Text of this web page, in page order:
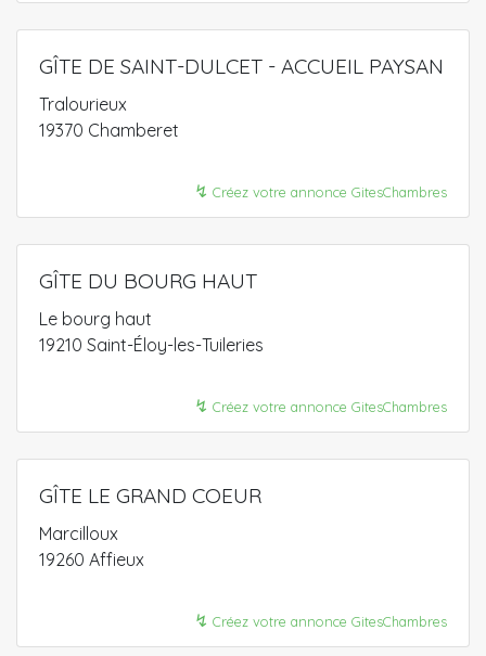
GÎTE DE SAINT-DULCET - ACCUEIL PAYSAN
Tralourieux
19370 Chamberet
↯ Créez votre annonce GitesChambres
GÎTE DU BOURG HAUT
Le bourg haut
19210 Saint-Éloy-les-Tuileries
↯ Créez votre annonce GitesChambres
GÎTE LE GRAND COEUR
Marcilloux
19260 Affieux
↯ Créez votre annonce GitesChambres